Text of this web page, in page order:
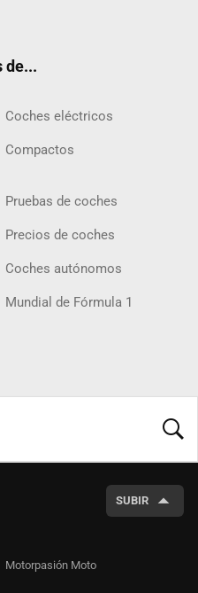
de...
Coches eléctricos
Compactos
Pruebas de coches
Precios de coches
Coches autónomos
Mundial de Fórmula 1
SUBIR
Motorpasión Moto